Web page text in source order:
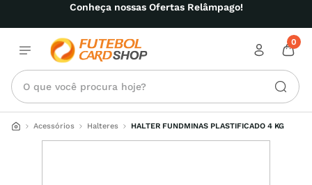
Conheça nossas Ofertas Relâmpago!
0
O que você procura hoje?
Acessórios Halteres HALTER FUNDMINAS PLASTIFICADO 4 KG